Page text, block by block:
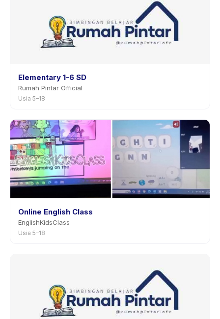
Elementary 1-6 SD
Rumah Pintar Official
Usia 5–18
Online English Class
EnglishKidsClass
Usia 5–18